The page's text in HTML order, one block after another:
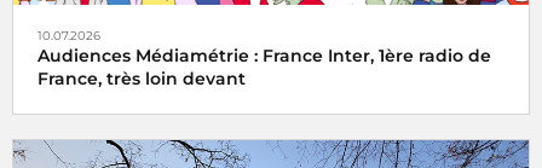
10.07.2026
Audiences Médiamétrie : France Inter, 1ère radio de
France, très loin devant